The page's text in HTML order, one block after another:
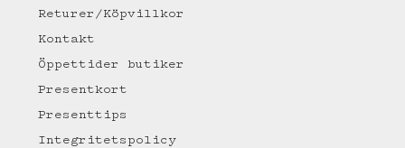
Returer/Köpvillkor
Kontakt
Öppettider butiker
Presentkort
Presenttips
Integritetspolicy